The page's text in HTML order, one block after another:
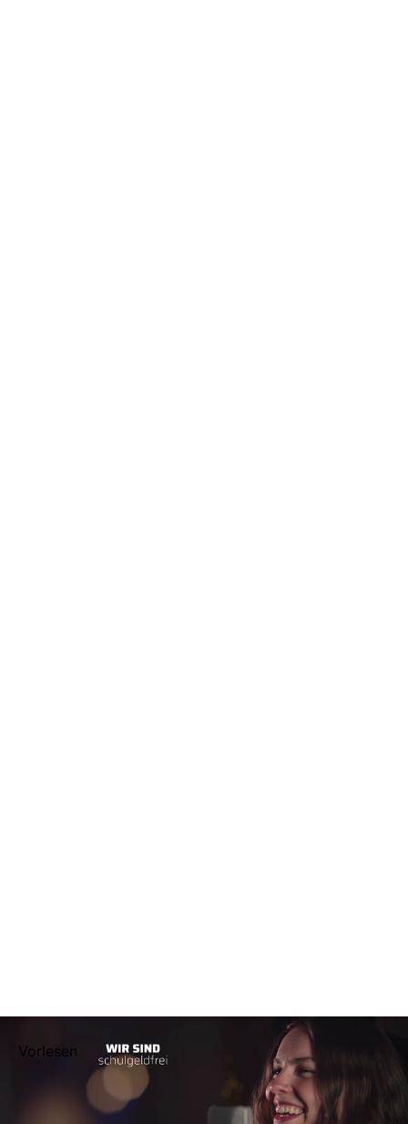
Vorlesen